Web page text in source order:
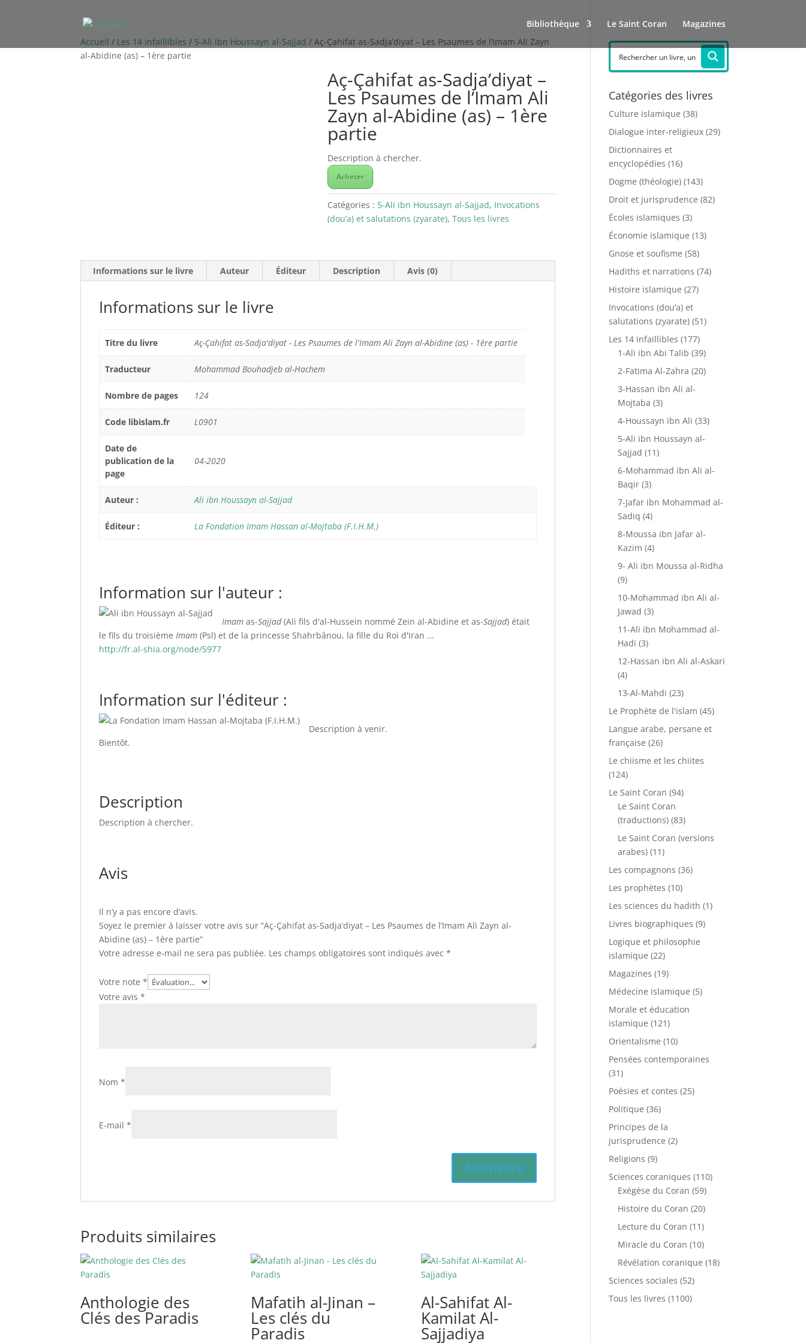
Bibliothèque Le Saint Coran
Magazines
Accueil / Les 14 infaillibles / 5-Ali ibn Houssayn al-Sajjad / Aç-Çahifat as-Sadja’diyat – Les Psaumes de l’Imam Ali Zayn
al-Abidine (as) – 1ère partie
Aç-Çahifat as-Sadja’diyat –
Les Psaumes de l’Imam Ali
Zayn al-Abidine (as) – 1ère
partie
Description à chercher.
Acheter
Catégories : 5-Ali ibn Houssayn al-Sajjad, Invocations
(dou’a) et salutations (zyarate),Tous les livres
Informations sur le livre Auteur Éditeur Description Avis (0)
Informations sur le livre
Titre du livre Aç-Çahifat as-Sadja'diyat - Les Psaumes de l'Imam Ali Zayn al-Abidine (as) - 1ère partie
Traducteur Mohammad Bouhadjeb al-Hachem
Nombre de pages 124
Code libislam.fr L0901
Date de
publication de la
page
04-2020
Auteur : Ali ibn Houssayn al-Sajjad
Éditeur : La Fondation Imam Hassan al-Mojtaba (F.I.H.M.)
Information sur l'auteur :
Imam as-Sajjad(Ali fils d'al-Hussein nommé Zein al-Abidine et as-Sajjad) était
le fils du troisièmeImam (Psl) et de la princesse Shahrbânou, la fille du Roi d'Iran ...
http://fr.al-shia.org/node/5977
Information sur l'éditeur :
Description à venir.
Bientôt.
Description
Description à chercher.
Avis
Il n’y a pas encore d’avis.
Soyez le premier à laisser votre avis sur “Aç-Çahifat as-Sadja’diyat – Les Psaumes de l’Imam Ali Zayn al-
Abidine (as) – 1ère partie”
Votre adresse e-mail ne sera pas publiée. Les champs obligatoires sont indiqués avec*
Votre note*
Votre avis*
Nom*
E-mail*
Produits similaires
Anthologie des
Clés des Paradis
Mafatih al-Jinan –
Les clés du
Paradis
Al-Sahifat Al-
Kamilat Al-
Sajjadiya
Catégories des livres
Culture islamique (38)
Dialogue inter-religieux (29)
Dictionnaires et
encyclopédies (16)
Dogme (théologie) (143)
Droit et jurisprudence (82)
Écoles islamiques (3)
Économie islamique (13)
Gnose et soufisme (58)
Hadiths et narrations (74)
Histoire islamique (27)
Invocations (dou’a) et
salutations (zyarate) (51)
Les 14 infaillibles (177)
1-Ali ibn Abi Talib (39)
2-Fatima Al-Zahra (20)
3-Hassan ibn Ali al-
Mojtaba (3)
4-Houssayn ibn Ali (33)
5-Ali ibn Houssayn al-
Sajjad (11)
6-Mohammad ibn Ali al-
Baqir (3)
7-Jafar ibn Mohammad al-
Sadiq (4)
8-Moussa ibn Jafar al-
Kazim (4)
9- Ali ibn Moussa al-Ridha
(9)
10-Mohammad ibn Ali al-
Jawad (3)
11-Ali ibn Mohammad al-
Hadi (3)
12-Hassan ibn Ali al-Askari
(4)
13-Al-Mahdi (23)
Le Prophète de l'islam (45)
Langue arabe, persane et
française (26)
Le chiisme et les chiites
(124)
Le Saint Coran (94)
Le Saint Coran
(traductions) (83)
Le Saint Coran (versions
arabes) (11)
Les compagnons (36)
Les prophètes (10)
Les sciences du hadith (1)
Livres biographiques (9)
Logique et philosophie
islamique (22)
Magazines (19)
Médecine islamique (5)
Morale et éducation
islamique (121)
Orientalisme (10)
Pensées contemporaines
(31)
Poésies et contes (25)
Politique (36)
Principes de la
jurisprudence (2)
Religions (9)
Sciences coraniques (110)
Exégèse du Coran (59)
Histoire du Coran (20)
Lecture du Coran (11)
Miracle du Coran (10)
Révélation coranique (18)
Sciences sociales (52)
Tous les livres (1100)